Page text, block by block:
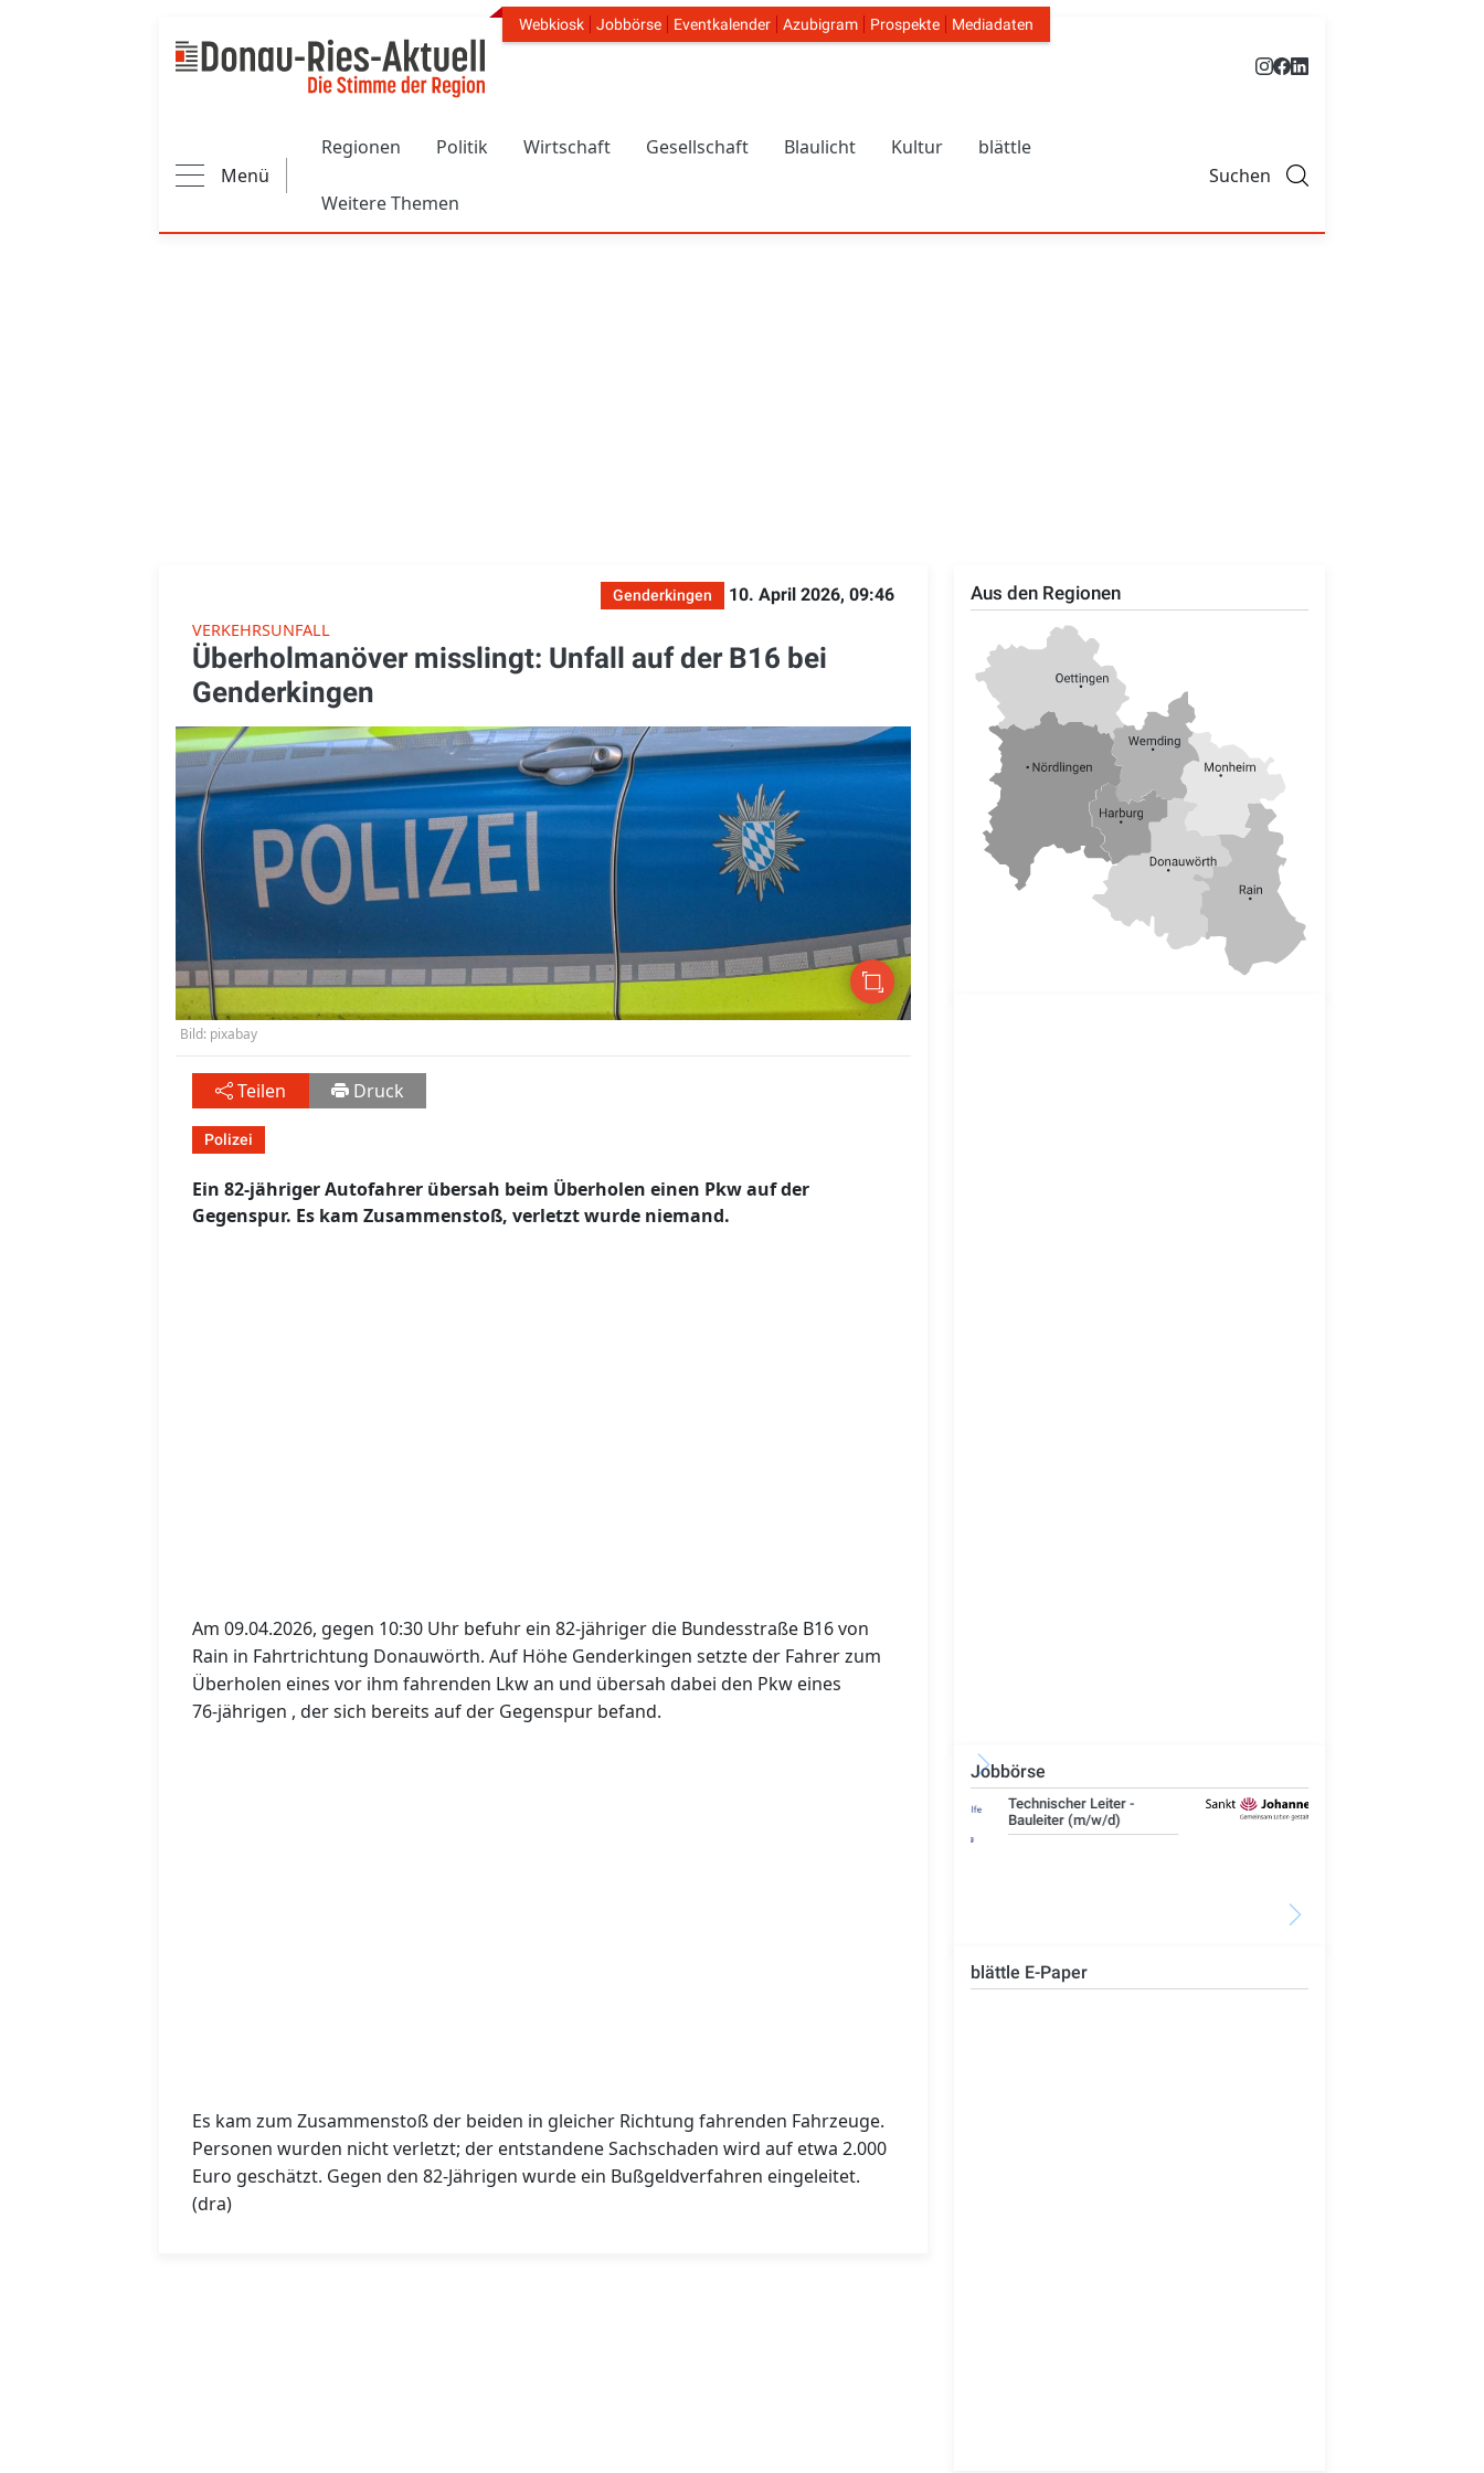
Header Navigation
Webkiosk Jobbörse Eventkalender Azubigram Prospekte Mediadaten
Menü
Regionen Politik Wirtschaft Gesellschaft Blaulicht Kultur blättle
Weitere Themen
Suchen
Genderkingen
10. April 2026, 09:46
VERKEHRSUNFALL
Überholmanöver misslingt: Unfall auf der B16 bei
Genderkingen
Bild: pixabay
Teilen Druck
Polizei
Ein 82-jähriger Autofahrer übersah beim Überholen einen Pkw auf der
Gegenspur. Es kam Zusammenstoß, verletzt wurde niemand.
Am 09.04.2026, gegen 10:30 Uhr befuhr ein 82‑jähriger die Bundesstraße B16 von
Rain in Fahrtrichtung Donauwörth. Auf Höhe Genderkingen setzte der Fahrer zum
Überholen eines vor ihm fahrenden Lkw an und übersah dabei den Pkw eines
76‑jährigen , der sich bereits auf der Gegenspur befand.
Es kam zum Zusammenstoß der beiden in gleicher Richtung fahrenden Fahrzeuge.
Personen wurden nicht verletzt; der entstandene Sachschaden wird auf etwa 2.000
Euro geschätzt. Gegen den 82‑Jährigen wurde ein Bußgeldverfahren eingeleitet.
(dra)
Aus den Regionen
Jobbörse
IT-Administrator (m/w/d)
blättle E-Paper